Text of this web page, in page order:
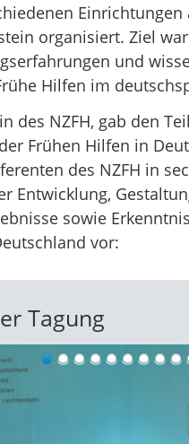
Einrichtungen
organisiert. Ziel
und
Hilfen im
des NZFH, gab den
Frühen Hilfen in
des NZFH in
Entwicklung,
sowie
vor:
Tagung